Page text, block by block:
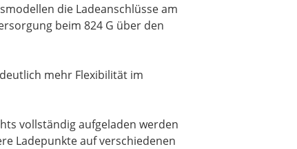
die Ladeanschlüsse am
beim 824 G über den
mehr Flexibilität im
vollständig aufgeladen werden
Ladepunkte auf verschiedenen